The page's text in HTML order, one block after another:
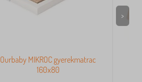
Ourbaby MIKROC gyerekmatrac
160x80
>